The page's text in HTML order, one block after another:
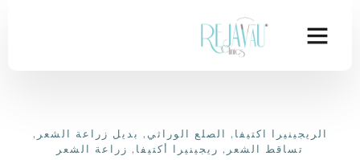
الريجينيرا اكتيفا , الصلع الوراثي , بديل زراعة الشعر ,
تساقط الشعر , ريجينيرا أكتيفا , زراعة الشعر